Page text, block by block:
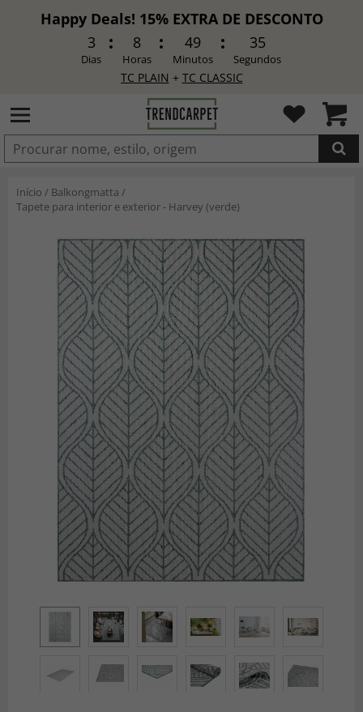
Happy Deals! 15% EXTRA DE DESCONTO
3
Dias
8
Horas
49
Minutos
33
Segundos
TC PLAIN + TC CLASSIC
Início / Balkongmatta /
Tapete para interior e exterior - Harvey (verde)